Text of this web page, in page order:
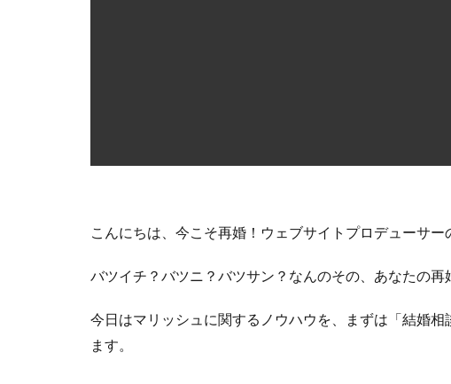
こんにちは、今こそ再婚！ウェブサイトプロデューサー
バツイチ？バツニ？バツサン？なんのその、あなたの再
今日はマリッシュに関するノウハウを、まずは「結婚
ます。